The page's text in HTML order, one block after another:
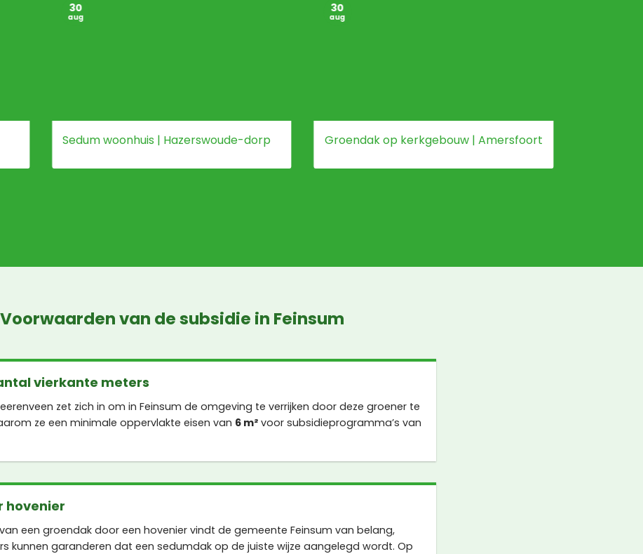
Sedum woonhuis | Hazerswoude-dorp
30
aug
Groendak op kerkgebouw | Amersfoort
30
aug
Voorwaarden van de subsidie in Feinsum
vierkante meters
zet zich in om in Feinsum de omgeving te verrijken door deze groener te
ze een minimale oppervlakte eisen van 6 m² voor subsidieprogramma’s van
hovenier
een groendak door een hovenier vindt de gemeente Feinsum van belang,
kunnen garanderen dat een sedumdak op de juiste wijze aangelegd wordt. Op